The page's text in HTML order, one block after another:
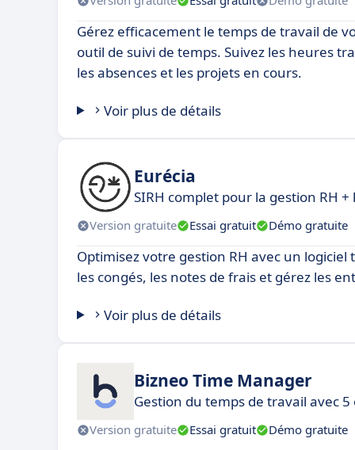
Gérez efficacement le temps de travail de
outil de suivi de temps. Suivez les heures
les absences et les projets en cours.
Voir plus de détails
Eurécia
SIRH complet pour la gestion RH
Version gratuite Essai gratuit Démo gratuite
Optimisez votre gestion RH avec un logiciel
les congés, les notes de frais et gérez les
Voir plus de détails
Bizneo Time Manager
Gestion du temps de travail avec
Version gratuite Essai gratuit Démo gratuite